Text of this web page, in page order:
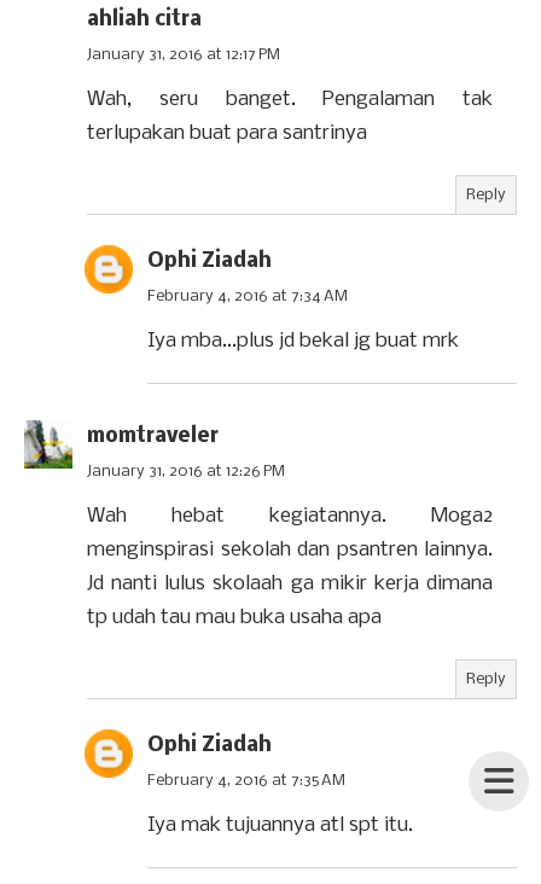
ahliah citra
January 31, 2016 at 12:17 PM
Wah, seru banget. Pengalaman tak
terlupakan buat para santrinya
Reply
Ophi Ziadah
February 4, 2016 at 7:34 AM
Iya mba...plus jd bekal jg buat mrk
momtraveler
January 31, 2016 at 12:26 PM
Wah hebat kegiatannya. Moga2
menginspirasi sekolah dan psantren lainnya.
Jd nanti lulus skolaah ga mikir kerja dimana
tp udah tau mau buka usaha apa
Reply
Ophi Ziadah
February 4, 2016 at 7:35 AM
Iya mak tujuannya atl spt itu.